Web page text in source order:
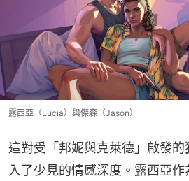
露西亞（Lucia）與傑森（Jason）
這對受「邦妮與克萊德」啟發
入了少見的情感深度。露西亞